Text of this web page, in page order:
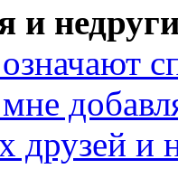
и
друзей и